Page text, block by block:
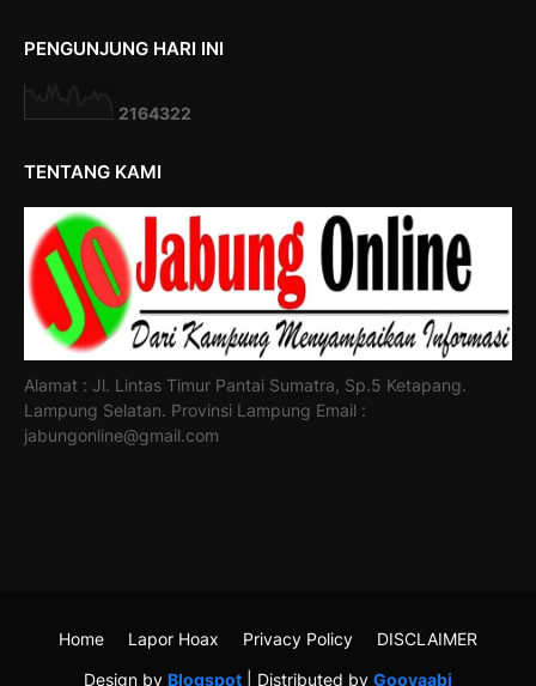
PENGUNJUNG HARI INI
2164322
TENTANG KAMI
Alamat : Jl. Lintas Timur Pantai Sumatra, Sp.5 Ketapang.
Lampung Selatan. Provinsi Lampung Email :
jabungonline@gmail.com
Design by Blogspot | Distributed by Gooyaabi
Home Lapor Hoax Privacy Policy DISCLAIMER